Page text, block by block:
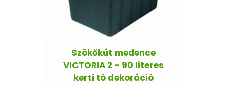
Szökőkút medence
VICTORIA 2 - 90 literes
kerti tó dekoráció